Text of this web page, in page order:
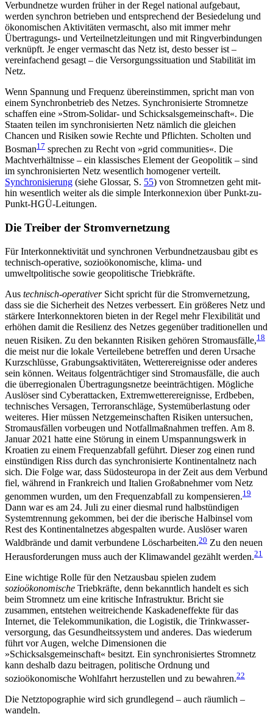
Verbundnetze wurden früher in der Regel national aufgebaut,
werden synchron betrieben und entsprechend der Besiedelung und
ökonomischen Aktivitäten vermascht, also mit immer mehr
Übertragungs- und Verteilnetzleitungen und mit Ringverbindungen
verknüpft. Je enger vermascht das Netz ist, desto besser ist –
vereinfachend gesagt – die Versorgungssituation und Stabilität im
Netz.
Wenn Spannung und Frequenz übereinstimmen, spricht man von
einem Synchronbetrieb des Netzes. Synchronisierte Stromnetze
schaffen eine »Strom-Solidar- und Schicksalsgemeinschaft«. Die
Staaten teilen im synchronisierten Netz nämlich die gleichen
Chancen und Risiken sowie Rechte und Pflichten. Scholten und
Bosman17 sprechen zu Recht von »grid communities«. Die
Machtverhältnisse – ein klassisches Element der Geopolitik – sind
im synchronisierten Netz wesentlich homogener verteilt.
Synchronisierung (siehe Glossar, S. 55) von Stromnetzen geht mit­
hin wesentlich weiter als die simple Interkonnexion über Punkt-zu-
Punkt-HGÜ-Leitungen.
Die Treiber der Stromvernetzung
Für Interkonnektivität und synchronen Verbundnetzausbau gibt es
technisch-operative, sozioökonomische, klima- und
umweltpolitische sowie geopolitische Triebkräfte.
Aus technisch-operativerSicht spricht für die Stromvernetzung,
dass sie die Sicherheit des Netzes verbes­sert. Ein größeres Netz und
stärkere Interkonnektoren bieten in der Regel mehr Flexibilität und
erhöhen damit die Resilienz des Netzes gegenüber traditionellen und
neuen Risiken. Zu den bekannten Risiken gehören Stromausfälle,18
die meist nur die lokale Ver­teilebene betreffen und deren Ursache
Kurzschlüsse, Grabungsaktivitäten, Wetterereignisse oder anderes
sein können. Weitaus folgenträchtiger sind Strom­ausfälle, die auch
die überregionalen Übertragungsnetze beeinträchtigen. Mögliche
Auslöser sind Cyber­attacken, Extremwetterereignisse, Erdbeben,
tech­nisches Versagen, Terroranschläge, Systemüberlas­tung oder
weiteres. Hier müssen Netzgemeinschaften Risiken untersuchen,
Stromausfällen vorbeugen und Notfall­maßnahmen treffen. Am 8.
Januar 2021 hatte eine Störung in einem Umspannungswerk in
Kroatien zu einem Frequenzabfall geführt. Dieser zog einen rund
einstündigen Riss durch das synchronisierte Kontinentalnetz nach
sich. Die Folge war, dass Süd­osteuropa in der Zeit aus dem Verbund
fiel, während in Frankreich und Italien Großabnehmer vom Netz
genommen wurden, um den Frequenzabfall zu kom­pensieren.19
Dann war es am 24. Juli zu einer diesmal rund halbstündigen
Systemtrennung gekommen, bei der die iberische Halbinsel vom
Rest des Kontinentalnetzes abgespalten wurde. Auslöser waren
Waldbrände und damit verbundene Löscharbeiten.20 Zu den neuen
Herausforderungen muss auch der Klima­wandel gezählt werden.21
Eine wichtige Rolle für den Netzausbau spielen zudem
sozioökonomische Triebkräfte, denn bekanntlich handelt es sich
beim Stromnetz um eine kritische Infrastruktur. Bricht sie
zusammen, entstehen weit­reichende Kaskadeneffekte für das
Internet, die Telekommunikation, die Logistik, die Trinkwasser­
versorgung, das Gesundheitssystem und anderes. Das wiederum
führt vor Augen, welche Dimensionen die
»Schicksalsgemeinschaft« besitzt. Ein synchronisiertes Stromnetz
kann deshalb dazu beitragen, poli­tische Ordnung und
sozioökonomische Wohlfahrt herzustellen und zu bewahren.22
Die Netztopographie wird sich grund­legend – auch räumlich –
wandeln.